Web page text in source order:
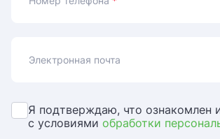
Электронная почта
Я подтверждаю, что ознакомлен
с условиями обработки